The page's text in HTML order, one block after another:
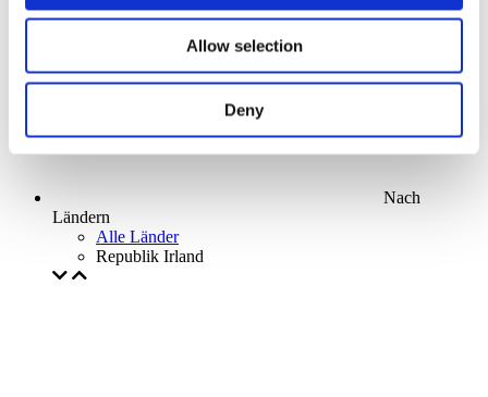
Allow selection
Deny
Anwenden
Nach
Ländern
Alle Länder
Republik Irland